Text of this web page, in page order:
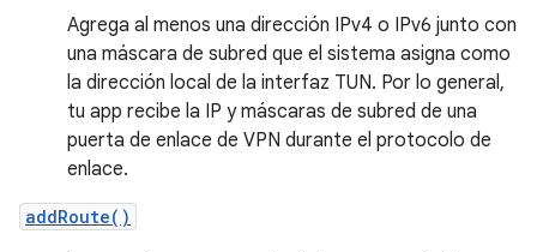
Agrega al menos una dirección IPv4 o IPv6 junto con
una máscara de subred que el sistema asigna como
la dirección local de la interfaz TUN. Por lo general,
tu app recibe la IP y máscaras de subred de una
puerta de enlace de VPN durante el protocolo de
enlace.
addRoute()